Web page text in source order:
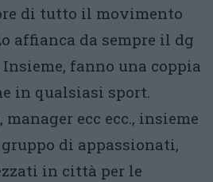
di tutto il movimento
affianca da sempre il dg
fanno una coppia
in qualsiasi sport.
manager ecc ecc., insieme
di appassionati,
in città per le